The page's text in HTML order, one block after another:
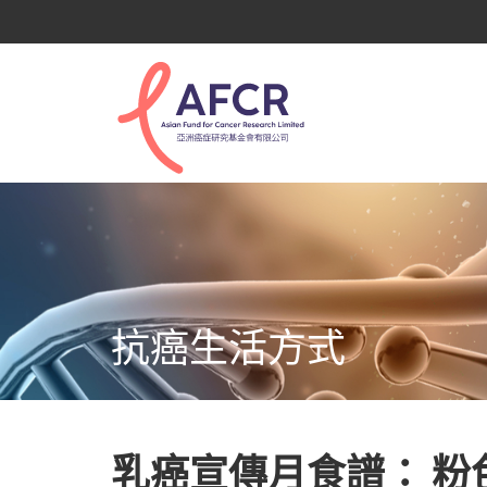
抗癌生活方式
乳癌宣傳月食譜： 粉